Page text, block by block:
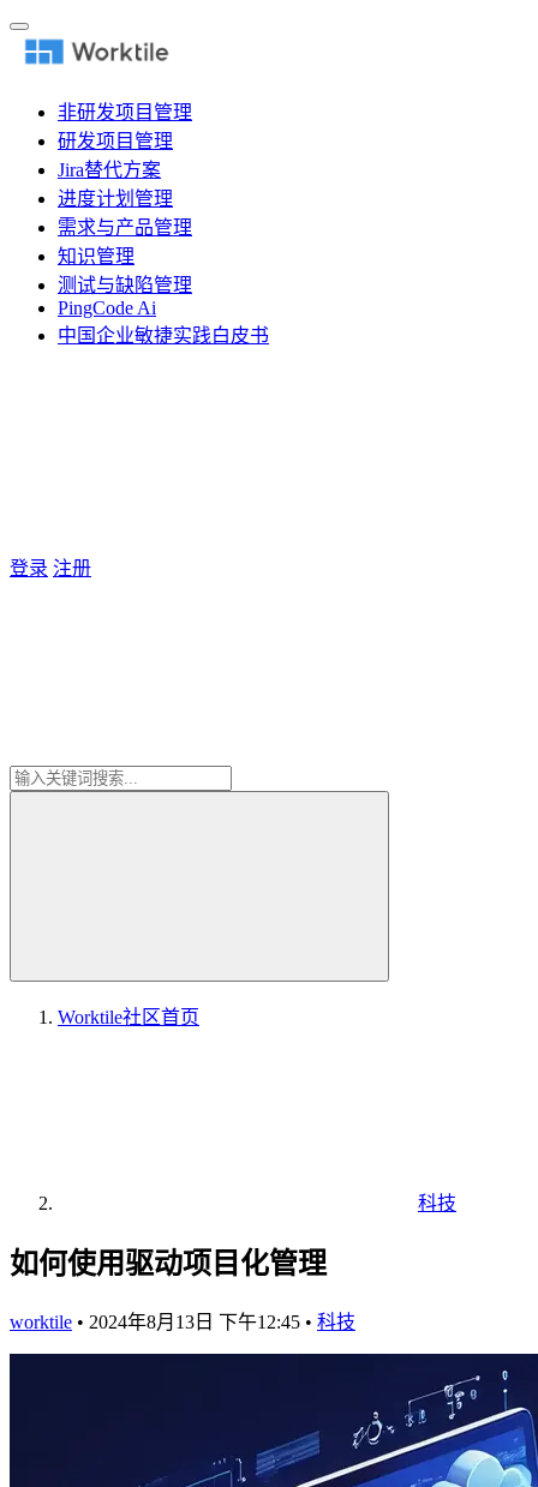
非研发项目管理
研发项目管理
Jira替代方案
进度计划管理
需求与产品管理
知识管理
测试与缺陷管理
PingCode Ai
中国企业敏捷实践白皮书
登录 注册
Worktile社区首页
科技
如何使用驱动项目化管理
worktile • 2024年8月13日 下午12:45 • 科技